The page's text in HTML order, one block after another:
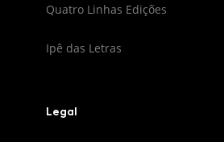
Quatro Linhas Edições
Ipê das Letras
Legal